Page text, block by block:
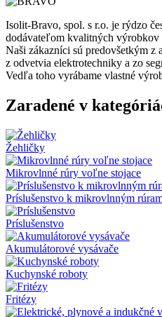
Isolit-Bravo, spol. s r.o. je rýdzo
dodávateľom kvalitných výrobkov
Naši zákazníci sú predovšetkým
z odvetvia elektrotechniky a zo
Vedľa toho vyrábame vlastné
Zaradené v
Žehličky
Mikrovlnné rúry voľne stojace
Príslušenstvo k mikrovlnným
Príslušenstvo
Akumulátorové vysávače
Kuchynské roboty
Fritézy